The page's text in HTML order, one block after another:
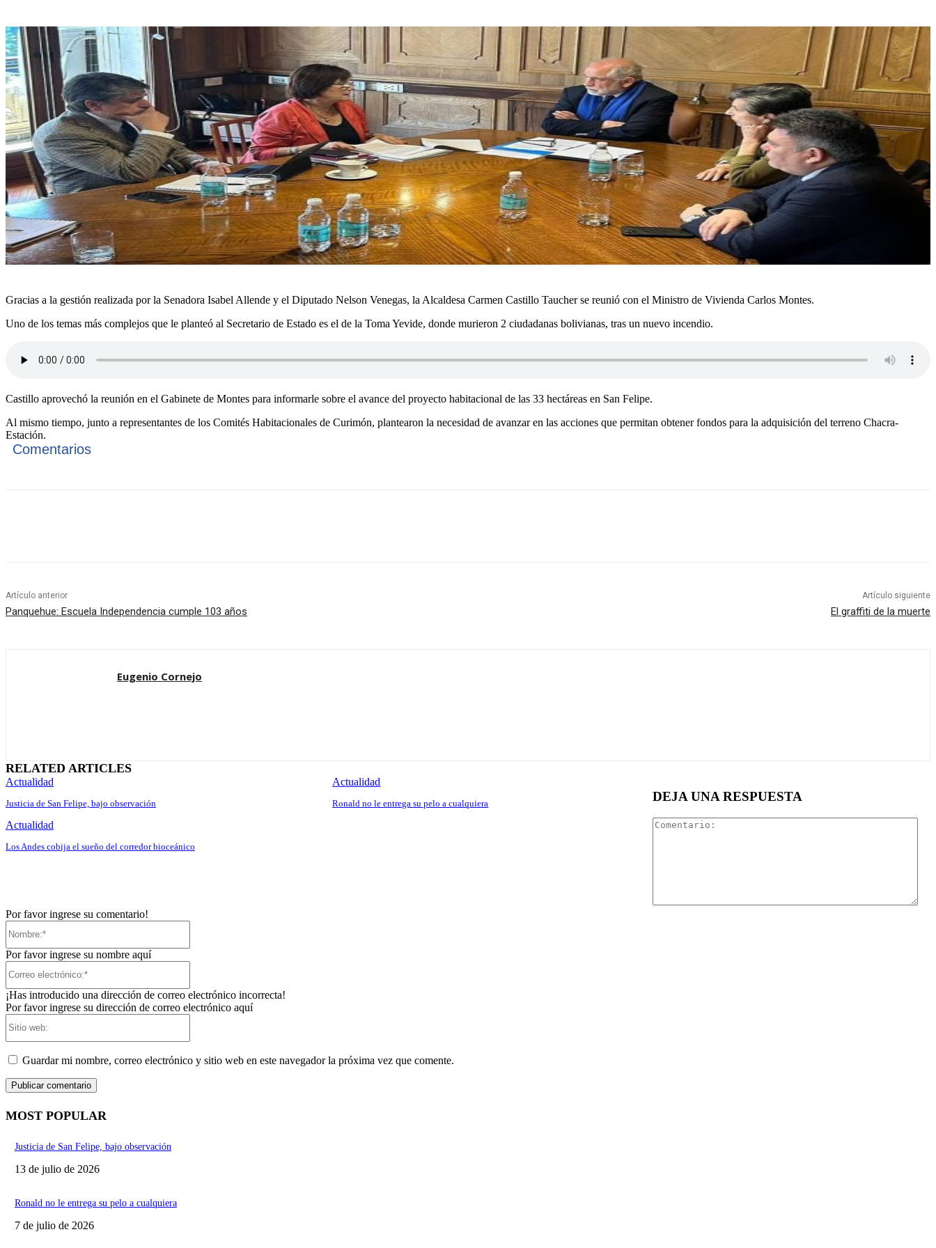
Gracias a la gestión realizada por la Senadora Isabel Allende y el Diputado Nelson Venegas, la Alcaldesa Carmen Castillo Taucher se reunió con el Ministro de Vivienda Carlos Montes.
Uno de los temas más complejos que le planteó al Secretario de Estado es el de la Toma Yevide, donde murieron 2 ciudadanas bolivianas, tras un nuevo incendio.
Castillo aprovechó la reunión en el Gabinete de Montes para informarle sobre el avance del proyecto habitacional de las 33 hectáreas en San Felipe.
Al mismo tiempo, junto a representantes de los Comités Habitacionales de Curimón, plantearon la necesidad de avanzar en las acciones que permitan obtener fondos para la adquisición del terreno Chacra-
Estación.
Comentarios
Artículo anterior
Panquehue: Escuela Independencia cumple 103 años
Artículo siguiente
El graffiti de la muerte
Eugenio Cornejo
RELATED ARTICLES
Actualidad
Justicia de San Felipe, bajo observación
Actualidad
Ronald no le entrega su pelo a cualquiera
Actualidad
Los Andes cobija el sueño del corredor bioceánico
DEJA UNA RESPUESTA
Por favor ingrese su comentario!
Por favor ingrese su nombre aquí
¡Has introducido una dirección de correo electrónico incorrecta!
Por favor ingrese su dirección de correo electrónico aquí
Guardar mi nombre, correo electrónico y sitio web en este navegador la próxima vez que comente.
MOST POPULAR
Justicia de San Felipe, bajo observación
13 de julio de 2026
Ronald no le entrega su pelo a cualquiera
7 de julio de 2026